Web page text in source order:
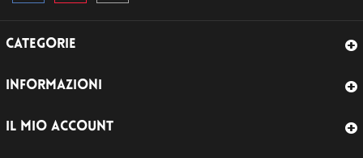
CATEGORIE
INFORMAZIONI
IL MIO ACCOUNT